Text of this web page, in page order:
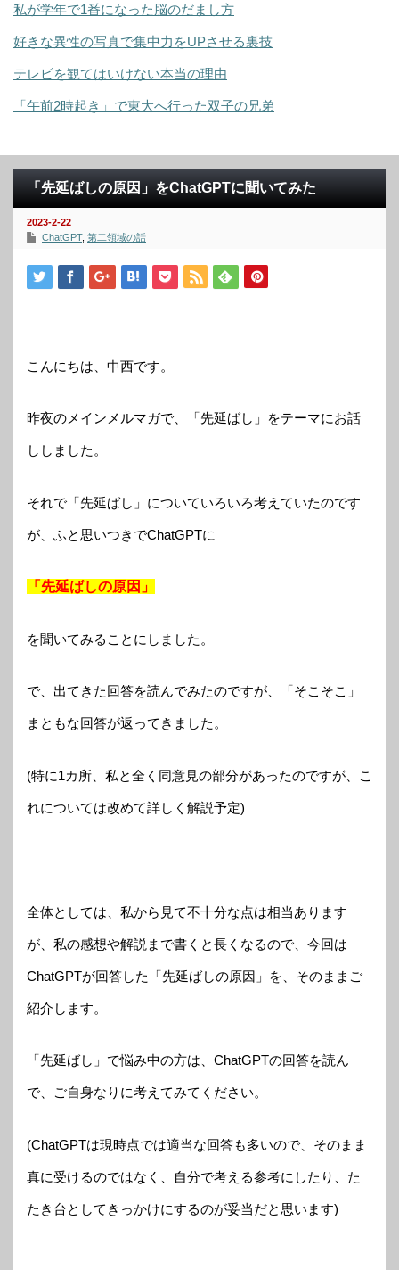
私が学年で1番になった脳のだまし方
好きな異性の写真で集中力をUPさせる裏技
テレビを観てはいけない本当の理由
「午前2時起き」で東大へ行った双子の兄弟
「先延ばしの原因」をChatGPTに聞いてみた
2023-2-22
ChatGPT, 第二領域の話
こんにちは、中西です。
昨夜のメインメルマガで、「先延ばし」をテーマにお話
ししました。
それで「先延ばし」についていろいろ考えていたのです
が、ふと思いつきでChatGPTに
「先延ばしの原因」
を聞いてみることにしました。
で、出てきた回答を読んでみたのですが、「そこそこ」
まともな回答が返ってきました。
(特に1カ所、私と全く同意見の部分があったのですが、こ
れについては改めて詳しく解説予定)
全体としては、私から見て不十分な点は相当あります
が、私の感想や解説まで書くと長くなるので、今回は
ChatGPTが回答した「先延ばしの原因」を、そのままご
紹介します。
「先延ばし」で悩み中の方は、ChatGPTの回答を読ん
で、ご自身なりに考えてみてください。
(ChatGPTは現時点では適当な回答も多いので、そのまま
真に受けるのではなく、自分で考える参考にしたり、た
たき台としてきっかけにするのが妥当だと思います)